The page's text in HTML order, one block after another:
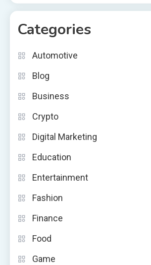
Categories
Automotive
Blog
Business
Crypto
Digital Marketing
Education
Entertainment
Fashion
Finance
Food
Game